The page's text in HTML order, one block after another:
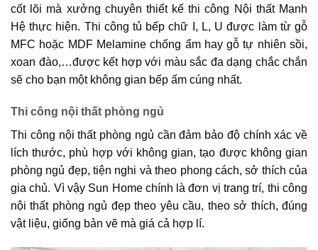
cốt lõi mà xưởng chuyên thiết kế thi công Nội thất Mạnh
Hệ thực hiện. Thi công tủ bếp chữ I, L, U được làm từ gỗ
MFC hoặc MDF Melamine chống ẩm hay gỗ tự nhiên sồi,
xoan đào,…được kết hợp với màu sắc đa dạng chắc chắn
sẽ cho bạn một không gian bếp ấm cúng nhất.
Thi công nội thất phòng ngủ
Thi công nội thất phòng ngủ cần đảm bảo độ chính xác về
lích thước, phù hợp với không gian, tạo được không gian
phòng ngủ đẹp, tiện nghi và theo phong cách, sở thích của
gia chủ. Vì vậy Sun Home chính là đơn vị trang trí, thi công
nội thất phòng ngủ đẹp theo yêu cầu, theo sở thích, đúng
vật liệu, giống bản vẽ mà giá cả hợp lí.